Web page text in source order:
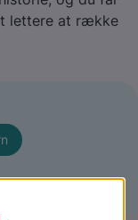
lettere at række